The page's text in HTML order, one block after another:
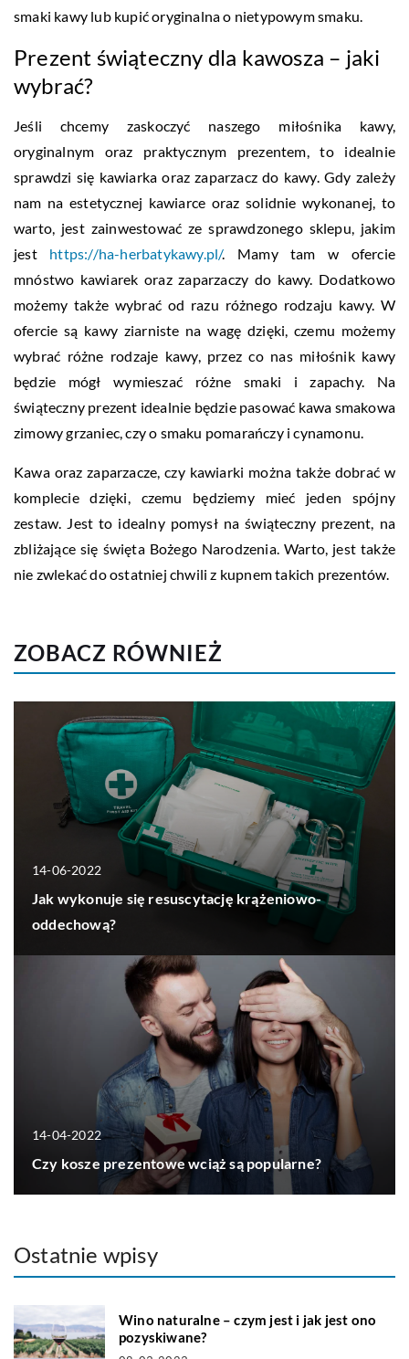
smaki kawy lub kupić oryginalna o nietypowym smaku.
Prezent świąteczny dla kawosza – jaki
wybrać?
Jeśli chcemy zaskoczyć naszego miłośnika kawy,
oryginalnym oraz praktycznym prezentem, to idealnie
sprawdzi się kawiarka oraz zaparzacz do kawy. Gdy zależy
nam na estetycznej kawiarce oraz solidnie wykonanej, to
warto, jest zainwestować ze sprawdzonego sklepu, jakim
jest https://ha-herbatykawy.pl/. Mamy tam w ofercie
mnóstwo kawiarek oraz zaparzaczy do kawy. Dodatkowo
możemy także wybrać od razu różnego rodzaju kawy. W
ofercie są kawy ziarniste na wagę dzięki, czemu możemy
wybrać różne rodzaje kawy, przez co nas miłośnik kawy
będzie mógł wymieszać różne smaki i zapachy. Na
świąteczny prezent idealnie będzie pasować kawa smakowa
zimowy grzaniec, czy o smaku pomarańczy i cynamonu.
Kawa oraz zaparzacze, czy kawiarki można także dobrać w
komplecie dzięki, czemu będziemy mieć jeden spójny
zestaw. Jest to idealny pomysł na świąteczny prezent, na
zbliżające się święta Bożego Narodzenia. Warto, jest także
nie zwlekać do ostatniej chwili z kupnem takich prezentów.
ZOBACZ RÓWNIEŻ
14-06-2022
Jak wykonuje się resuscytację krążeniowo-
oddechową?
14-04-2022
Czy kosze prezentowe wciąż są popularne?
Ostatnie wpisy
Wino naturalne – czym jest i jak jest ono
pozyskiwane?